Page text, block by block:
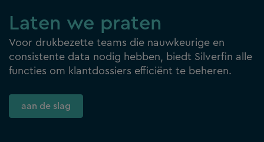
Laten we praten
Voor drukbezette teams die nauwkeurige en
consistente data nodig hebben, biedt Silverfin alle
functies om klantdossiers efficiënt te beheren.
aan de slag